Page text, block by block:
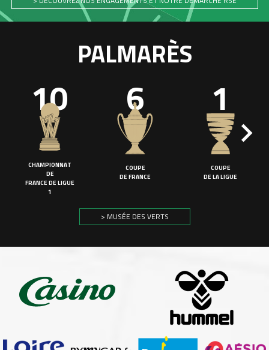
PALMARÈS
10
CHAMPIONNAT
DE
FRANCE DE LIGUE
1
6
COUPE
DE FRANCE
1
COUPE
DE LA LIGUE
> MUSÉE DES VERTS